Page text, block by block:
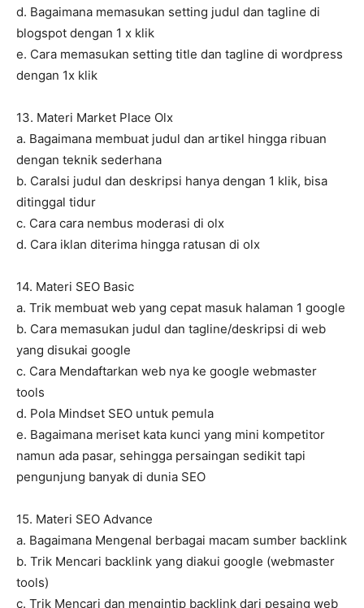
d. Bagaimana memasukan setting judul dan tagline di
blogspot dengan 1 x klik
e. Cara memasukan setting title dan tagline di wordpress
dengan 1x klik
13. Materi Market Place Olx
a. Bagaimana membuat judul dan artikel hingga ribuan
dengan teknik sederhana
b. CaraIsi judul dan deskripsi hanya dengan 1 klik, bisa
ditinggal tidur
c. Cara cara nembus moderasi di olx
d. Cara iklan diterima hingga ratusan di olx
14. Materi SEO Basic
a. Trik membuat web yang cepat masuk halaman 1 google
b. Cara memasukan judul dan tagline/deskripsi di web
yang disukai google
c. Cara Mendaftarkan web nya ke google webmaster
tools
d. Pola Mindset SEO untuk pemula
e. Bagaimana meriset kata kunci yang mini kompetitor
namun ada pasar, sehingga persaingan sedikit tapi
pengunjung banyak di dunia SEO
15. Materi SEO Advance
a. Bagaimana Mengenal berbagai macam sumber backlink
b. Trik Mencari backlink yang diakui google (webmaster
tools)
c. Trik Mencari dan mengintip backlink dari pesaing web